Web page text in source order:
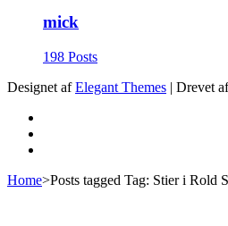
mick
198 Posts
Designet afElegant Themes | Drevet
Home>Posts tagged Tag: Stier i Rold